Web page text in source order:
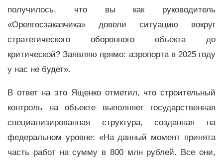
получилось, что вы как руководитель
«Орелгосзаказчика» довели ситуацию вокруг
стратегического оборонного объекта до
критической? Заявляю прямо: аэропорта в 2025 году
у нас не будет».
В ответ на это Ященко отметил, что строительный
контроль на объекте выполняет государственная
специализированная структура, созданная на
федеральном уровне: «На данный момент принята
часть работ на сумму в 800 млн рублей. Все они,